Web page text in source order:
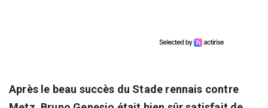
Après le beau succès du Stade rennais contre